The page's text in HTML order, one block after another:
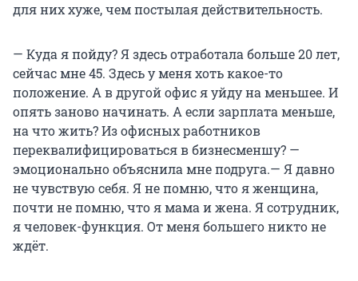
для них хуже, чем постылая действительность.
— Куда я пойду? Я здесь отработала больше 20 лет,
сейчас мне 45. Здесь у меня хоть какое-то
положение. А в другой офис я уйду на меньшее. И
опять заново начинать. А если зарплата меньше,
на что жить? Из офисных работников
переквалифицироваться в бизнесменшу? —
эмоционально объяснила мне подруга.— Я давно
не чувствую себя. Я не помню, что я женщина,
почти не помню, что я мама и жена. Я сотрудник,
я человек-функция. От меня большего никто не
ждёт.